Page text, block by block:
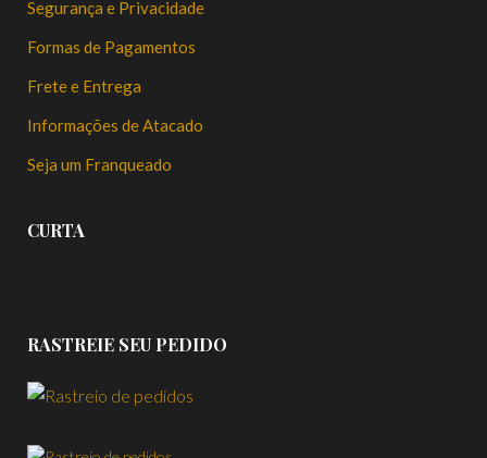
Segurança e Privacidade
Formas de Pagamentos
Frete e Entrega
Informações de Atacado
Seja um Franqueado
CURTA
RASTREIE SEU PEDIDO